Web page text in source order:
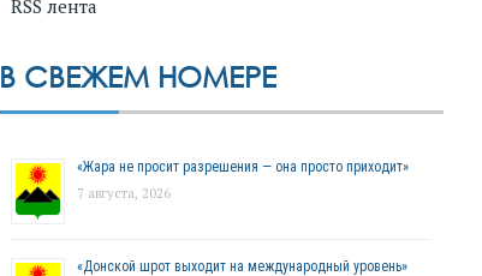
RSS лента
В СВЕЖЕМ НОМЕРЕ
«Жара не просит разрешения — она просто приходит»
7 августа, 2026
«Донской шрот выходит на международный уровень»